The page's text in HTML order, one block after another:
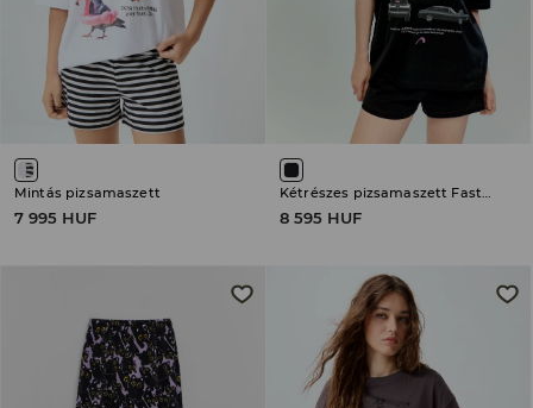
Mintás pizsamaszett
7 995 HUF 8 595 HUF